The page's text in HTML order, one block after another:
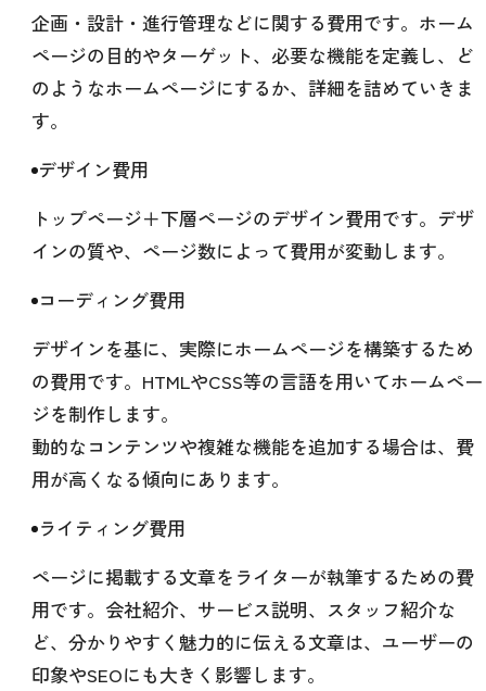
企画・設計・進行管理などに関する費用です。ホーム
ページの目的やターゲット、必要な機能を定義し、ど
のようなホームページにするか、詳細を詰めていきま
す。
デザイン費用
トップページ＋下層ページのデザイン費用です。デザ
インの質や、ページ数によって費用が変動します。
コーディング費用
デザインを基に、実際にホームページを構築するため
の費用です。HTMLやCSS等の言語を用いてホームペー
ジを制作します。
動的なコンテンツや複雑な機能を追加する場合は、費
用が高くなる傾向にあります。
ライティング費用
ページに掲載する文章をライターが執筆するための費
用です。会社紹介、サービス説明、スタッフ紹介な
ど、分かりやすく魅力的に伝える文章は、ユーザーの
印象やSEOにも大きく影響します。